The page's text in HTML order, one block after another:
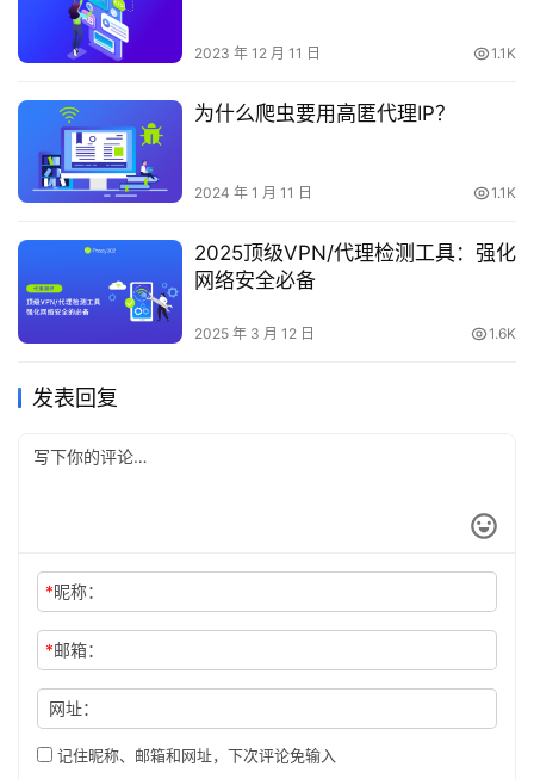
2023 年 12 月 11 日 1.1K
为什么爬虫要用高匿代理IP？
2024 年 1 月 11 日 1.1K
2025顶级VPN/代理检测工具：强化
网络安全必备
2025 年 3 月 12 日 1.6K
发表回复
*昵称：
*邮箱：
网址：
记住昵称、邮箱和网址，下次评论免输入